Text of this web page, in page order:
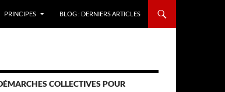
PRINCIPES BLOG : DERNIERS ARTICLES
COLLECTIVES POUR